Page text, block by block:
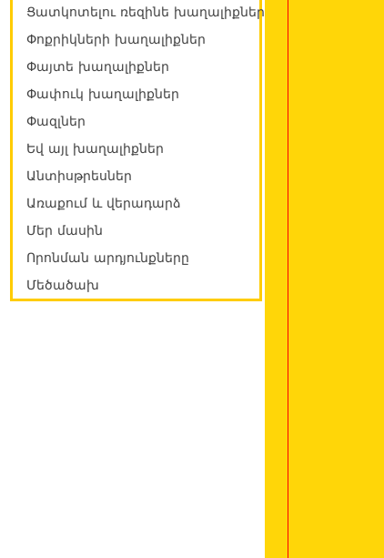
Ցատկոտելու ռեզինե խաղալիքներ
Փոքրիկների խաղալիքներ
Փայտե խաղալիքներ
Փափուկ խաղալիքներ
Փազլներ
Եվ այլ խաղալիքներ
Անտիսթրեսներ
Առաքում և վերադարձ
Մեր մասին
Որոնման արդյունքները
Մեծածախ